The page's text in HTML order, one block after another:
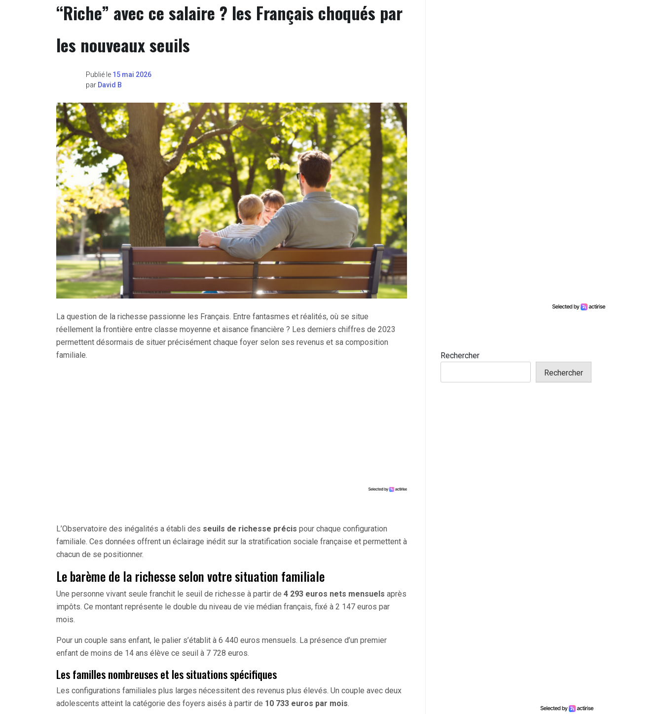
“Riche” avec ce salaire ? les Français choqués par
les nouveaux seuils
Publié le 15 mai 2026
par David B
La question de la richesse passionne les Français. Entre fantasmes et réalités, où se situe
réellement la frontière entre classe moyenne et aisance financière ? Les derniers chiffres de 2023
permettent désormais de situer précisément chaque foyer selon ses revenus et sa composition
familiale.
L’Observatoire des inégalités a établi des seuils de richesse précis pour chaque configuration
familiale. Ces données offrent un éclairage inédit sur la stratification sociale française et permettent à
chacun de se positionner.
Le barème de la richesse selon votre situation familiale
Une personne vivant seule franchit le seuil de richesse à partir de 4 293 euros nets mensuels après
impôts. Ce montant représente le double du niveau de vie médian français, fixé à 2 147 euros par
mois.
Pour un couple sans enfant, le palier s’établit à 6 440 euros mensuels. La présence d’un premier
enfant de moins de 14 ans élève ce seuil à 7 728 euros.
Les familles nombreuses et les situations spécifiques
Les configurations familiales plus larges nécessitent des revenus plus élevés. Un couple avec deux
adolescents atteint la catégorie des foyers aisés à partir de 10 733 euros par mois.
Rechercher
Rechercher